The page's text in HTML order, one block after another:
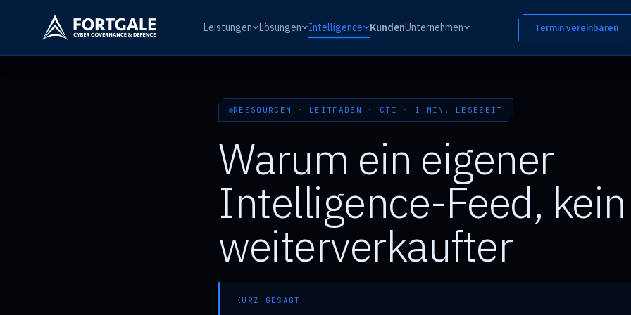
Leistungen Lösungen Intelligence KundenUnternehmen Termin vereinbaren
RESSOURCEN · LEITFADEN · CTI · 1 MIN. LESEZEIT
Warum ein eigener
Intelligence-Feed, kein
weiterverkaufter
KURZ GESAGT